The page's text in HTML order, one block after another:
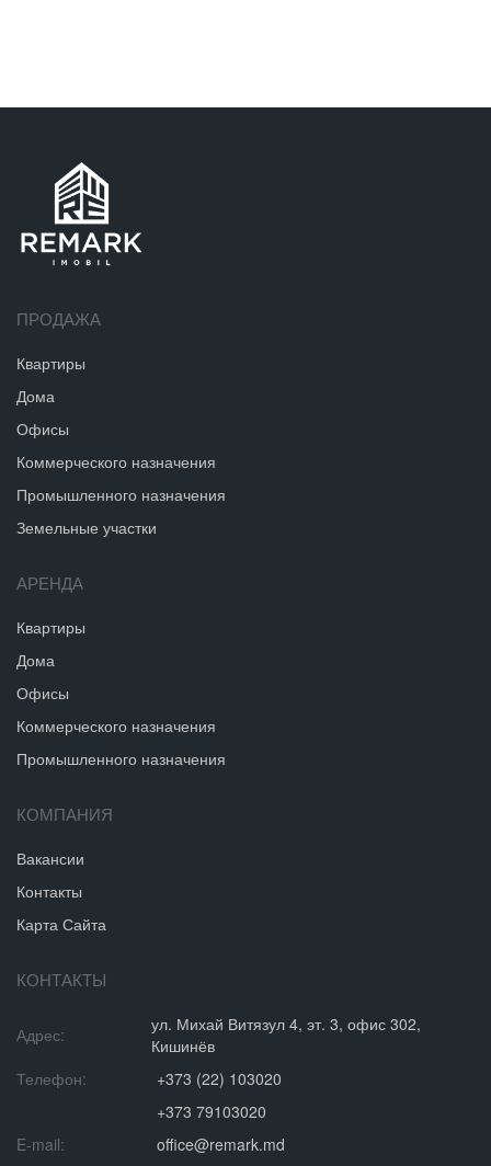
ПРОДАЖА
Квартиры
Дома
Офисы
Коммерческого назначения
Промышленного назначения
Земельные участки
АРЕНДА
Квартиры
Дома
Офисы
Коммерческого назначения
Промышленного назначения
КОМПАНИЯ
Вакансии
Контакты
Карта Сайта
КОНТАКТЫ
Адрес:
ул. Михай Витязул 4, эт. 3, офис 302,
Кишинёв
Телефон:
+373 (22) 103020
+373 79103020
E-mail:
office@remark.md